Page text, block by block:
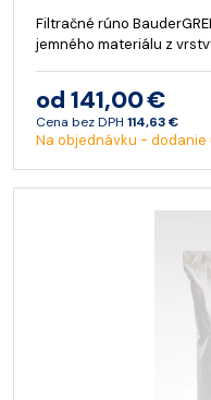
Filtračné rúno
jemného materiálu z
od 141,00 €
Cena bez DPH 114,63 €
Na objednávku - dodanie